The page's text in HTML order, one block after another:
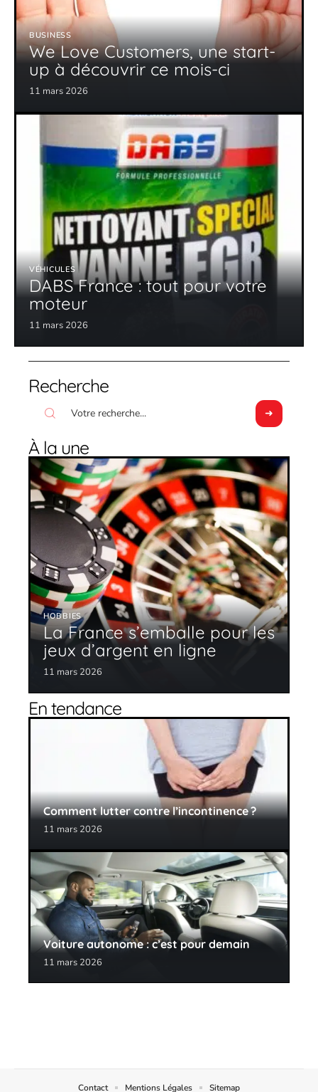
BUSINESS
We Love Customers, une start-
up à découvrir ce mois-ci
11 mars 2026
VÉHICULES
DABS France : tout pour votre
moteur
11 mars 2026
Recherche
À la une
HOBBIES
La France s’emballe pour les
jeux d’argent en ligne
11 mars 2026
En tendance
Comment lutter contre l’incontinence ?
11 mars 2026
Voiture autonome : c’est pour demain
11 mars 2026
Contact Mentions Légales Sitemap